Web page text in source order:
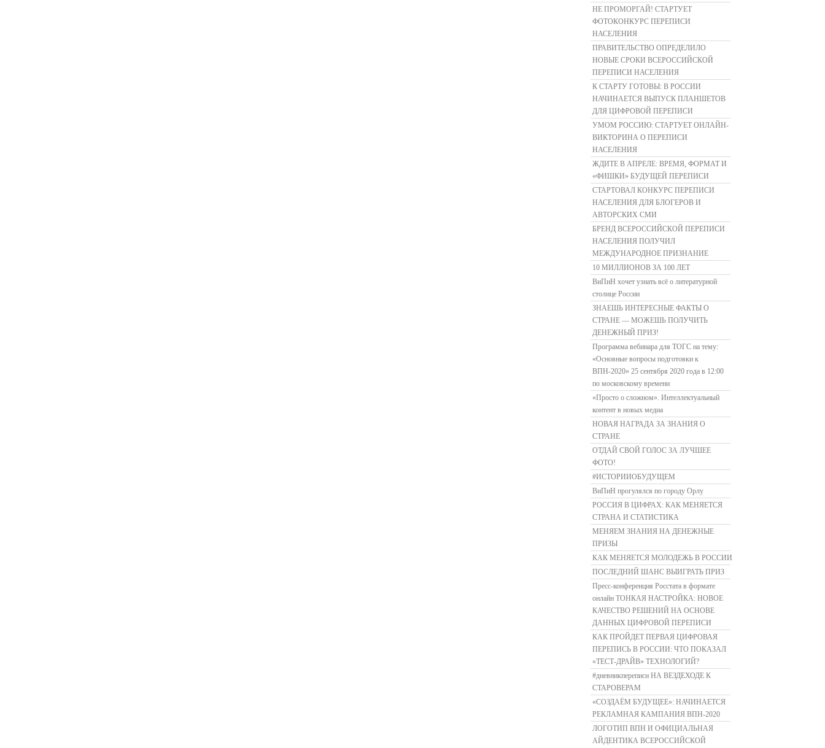
НЕ ПРОМОРГАЙ! СТАРТУЕТ
ФОТОКОНКУРС ПЕРЕПИСИ
НАСЕЛЕНИЯ
ПРАВИТЕЛЬСТВО ОПРЕДЕЛИЛО
НОВЫЕ СРОКИ ВСЕРОССИЙСКОЙ
ПЕРЕПИСИ НАСЕЛЕНИЯ
К СТАРТУ ГОТОВЫ: В РОССИИ
НАЧИНАЕТСЯ ВЫПУСК ПЛАНШЕТОВ
ДЛЯ ЦИФРОВОЙ ПЕРЕПИСИ
УМОМ РОССИЮ: СТАРТУЕТ ОНЛАЙН-
ВИКТОРИНА О ПЕРЕПИСИ
НАСЕЛЕНИЯ
ЖДИТЕ В АПРЕЛЕ: ВРЕМЯ, ФОРМАТ И
«ФИШКИ» БУДУЩЕЙ ПЕРЕПИСИ
СТАРТОВАЛ КОНКУРС ПЕРЕПИСИ
НАСЕЛЕНИЯ ДЛЯ БЛОГЕРОВ И
АВТОРСКИХ СМИ
БРЕНД ВСЕРОССИЙСКОЙ ПЕРЕПИСИ
НАСЕЛЕНИЯ ПОЛУЧИЛ
МЕЖДУНАРОДНОЕ ПРИЗНАНИЕ
10 МИЛЛИОНОВ ЗА 100 ЛЕТ
ВиПиН хочет узнать всё о литературной
столице России
ЗНАЕШЬ ИНТЕРЕСНЫЕ ФАКТЫ О
СТРАНЕ — МОЖЕШЬ ПОЛУЧИТЬ
ДЕНЕЖНЫЙ ПРИЗ!
Программа вебинара для ТОГС на тему:
«Основные вопросы подготовки к
ВПН-2020» 25 сентября 2020 года в 12:00
по московскому времени
«Просто о сложном». Интеллектуальный
контент в новых медиа
НОВАЯ НАГРАДА ЗА ЗНАНИЯ О
СТРАНЕ
ОТДАЙ СВОЙ ГОЛОС ЗА ЛУЧШЕЕ
ФОТО!
#ИСТОРИИОБУДУЩЕМ
ВиПиН прогулялся по городу Орлу
РОССИЯ В ЦИФРАХ: КАК МЕНЯЕТСЯ
СТРАНА И СТАТИСТИКА
МЕНЯЕМ ЗНАНИЯ НА ДЕНЕЖНЫЕ
ПРИЗЫ
КАК МЕНЯЕТСЯ МОЛОДЕЖЬ В РОССИИ
ПОСЛЕДНИЙ ШАНС ВЫИГРАТЬ ПРИЗ
Пресс-конференция Росстата в формате
онлайн ТОНКАЯ НАСТРОЙКА: НОВОЕ
КАЧЕСТВО РЕШЕНИЙ НА ОСНОВЕ
ДАННЫХ ЦИФРОВОЙ ПЕРЕПИСИ
КАК ПРОЙДЕТ ПЕРВАЯ ЦИФРОВАЯ
ПЕРЕПИСЬ В РОССИИ: ЧТО ПОКАЗАЛ
«ТЕСТ-ДРАЙВ» ТЕХНОЛОГИЙ?
#дневникпереписи НА ВЕЗДЕХОДЕ К
СТАРОВЕРАМ
«СОЗДАЁМ БУДУЩЕЕ»: НАЧИНАЕТСЯ
РЕКЛАМНАЯ КАМПАНИЯ ВПН-2020
ЛОГОТИП ВПН И ОФИЦИАЛЬНАЯ
АЙДЕНТИКА ВСЕРОССИЙСКОЙ